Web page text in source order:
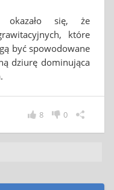
okazało się, że
które
być spowodowane
dziurę dominująca
0
8